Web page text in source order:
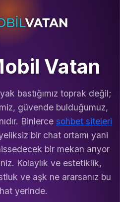
Vatan
bastığımız toprak değil;
güvende bulduğumuz,
Binlerce sohbet siteleri
bir chat ortamı yani
bir mekan arıyor
Kolaylık ve estetiklik,
ve aşk ne ararsanız bu
yerinde.